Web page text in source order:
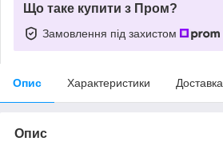
Що таке купити з Пром?
Замовлення під захистом
Опис Характеристики Доставка
Опис